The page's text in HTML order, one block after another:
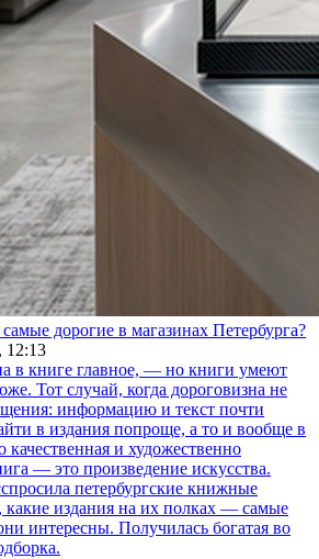
дорогие в магазинах Петербурга?
12:13
в книге главное, — но книги умеют
Тот случай, когда дороговизна не
информацию и текст почти
в издания попроще, а то и вообще в
и художественно
— это произведение искусства.
петербургские книжные
какие издания на их полках — самые
интересны. Получилась богатая во